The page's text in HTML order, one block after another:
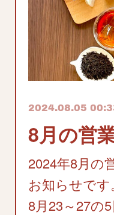
2024.08.05
8月の営
2024年8月の
お知らせです。
8月23～27の